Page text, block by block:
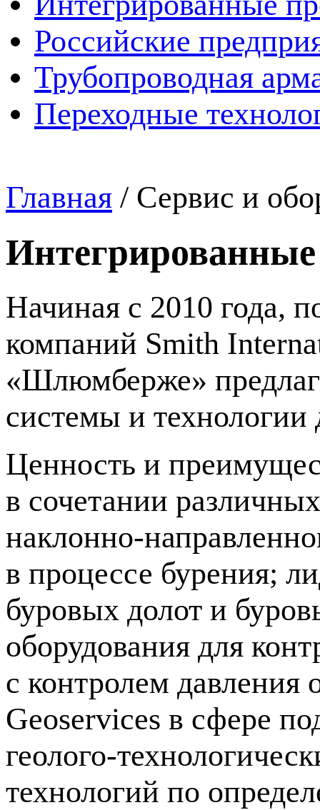
Российские
Трубопроводная
Переходные
Главная / Сервис и
Начиная с 2010 года,
компаний Smith
«Шлюмберже»
системы и
Ценность и
в сочетании
наклонно-
в процессе бурения;
буровых долот и
оборудования для
с контролем
Geoservices в сфере
геолого-
технологий по